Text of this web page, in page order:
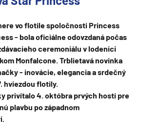
vo flotile spoločnosti Princess
- bola oficiálne odovzdaná počas
ceremoniálu v lodenici
Monfalcone. Trblietavá novinka
- inovácie, elegancia a srdečný
hviezdou flotily.
privítalo 4. októbra prvých hostí pre
plavbu po západnom